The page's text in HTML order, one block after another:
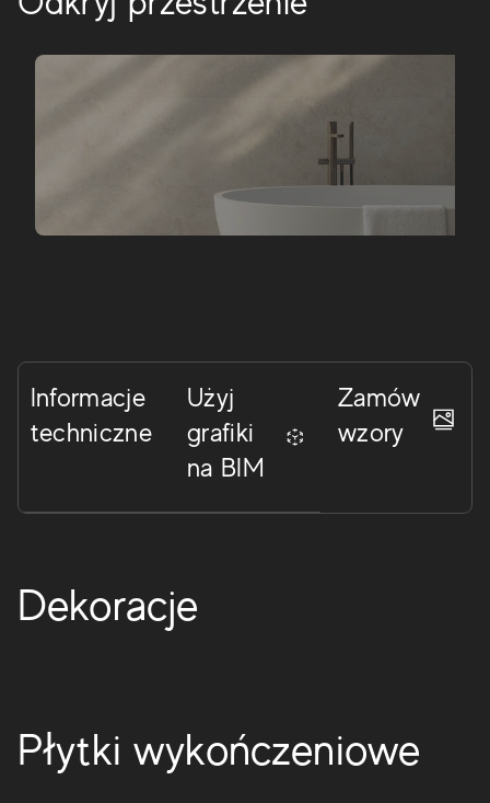
Informacje
techniczne
Użyj
grafiki
na BIM
Zamów
wzory
Dekoracje
Płytki wykończeniowe